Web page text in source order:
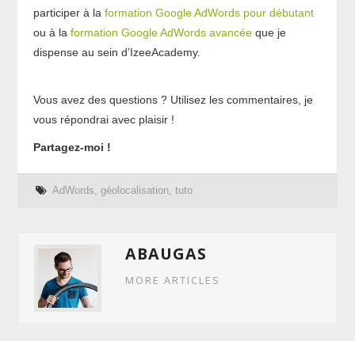
participer à laformation Google AdWords pour débutant
ou à laformation Google AdWords avancée que je
dispense au sein d’IzeeAcademy.
Vous avez des questions ? Utilisez les commentaires, je
vous répondrai avec plaisir !
Partagez-moi !
AdWords géolocalisation, tuto
ABAUGAS
MORE ARTICLES